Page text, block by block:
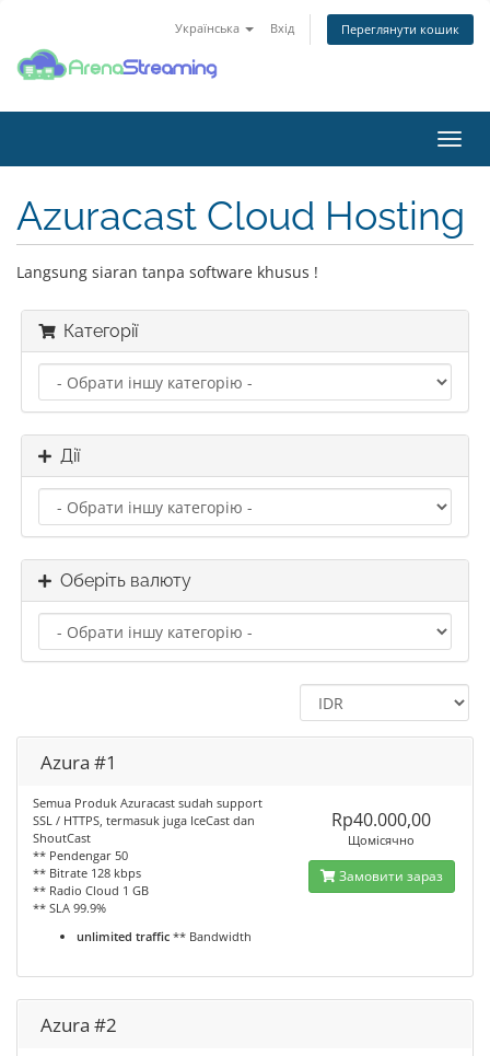
Українська Вхід Переглянути кошик
Azuracast Cloud Hosting
Langsung siaran tanpa software khusus !
Категорії
Дії
Оберіть валюту
Azura #1
Semua Produk Azuracast sudah support
SSL / HTTPS, termasuk juga IceCast dan
ShoutCast
** Pendengar 50
** Bitrate 128 kbps
** Radio Cloud 1 GB
** SLA 99.9%
unlimited traffic ** Bandwidth
Rp40.000,00
Щомісячно
Замовити зараз
Azura #2